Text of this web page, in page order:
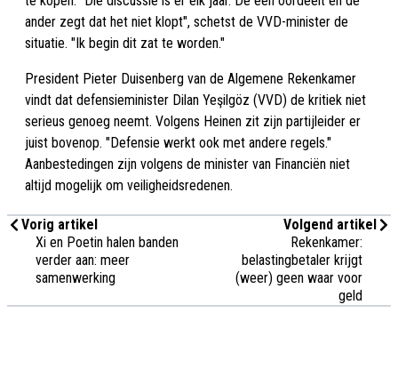
ander zegt dat het niet klopt", schetst de VVD-minister de
situatie. "Ik begin dit zat te worden."
President Pieter Duisenberg van de Algemene Rekenkamer
vindt dat defensieminister Dilan Yeşilgöz (VVD) de kritiek niet
serieus genoeg neemt. Volgens Heinen zit zijn partijleider er
juist bovenop. "Defensie werkt ook met andere regels."
Aanbestedingen zijn volgens de minister van Financiën niet
altijd mogelijk om veiligheidsredenen.
Vorig artikel
Xi en Poetin halen banden
verder aan: meer
samenwerking
Volgend artikel
Rekenkamer:
belastingbetaler krijgt
(weer) geen waar voor
geld